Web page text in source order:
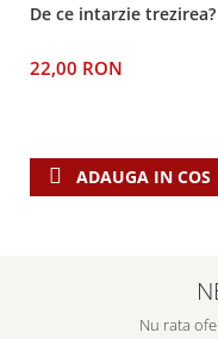
De ce intarzie trezirea?
22,00 RON
ADAUGA IN COS
Nu rata